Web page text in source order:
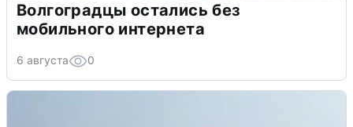
Волгоградцы остались без
мобильного интернета
6 августа 0